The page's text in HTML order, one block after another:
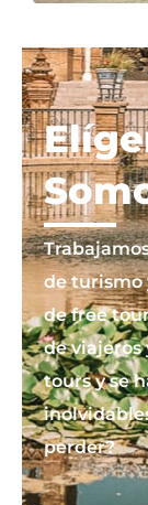
de turismo
de free
de viajeros
tours y se
perder?